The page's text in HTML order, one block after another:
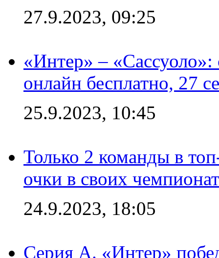
27.9.2023, 09:25
«Интер» –
онлайн бесплатно, 27
25.9.2023, 10:45
Только 2 команды в
очки в своих
24.9.2023, 18:05
Серия А. «Интер»